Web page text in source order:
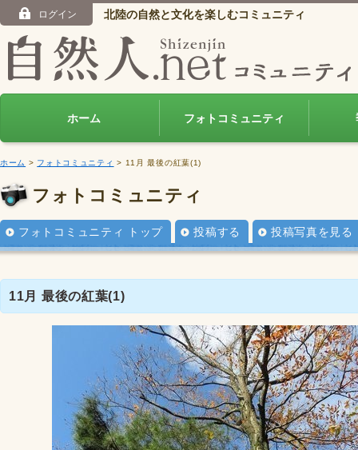
ログイン 北陸の自然と文化を楽しむコミュニティ
ホーム フォトコミュニティ
ホーム > フォトコミュニティ > 11月 最後の紅葉(1)
フォトコミュニティ
フォトコミュニティ トップ 投稿する 投稿写真を見る
11月 最後の紅葉(1)